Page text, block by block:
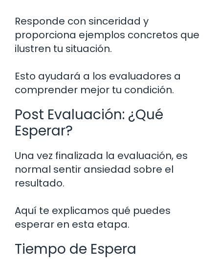
Responde con sinceridad y
proporciona ejemplos concretos que
ilustren tu situación.
Esto ayudará a los evaluadores a
comprender mejor tu condición.
Post Evaluación: ¿Qué
Esperar?
Una vez finalizada la evaluación, es
normal sentir ansiedad sobre el
resultado.
Aquí te explicamos qué puedes
esperar en esta etapa.
Tiempo de Espera